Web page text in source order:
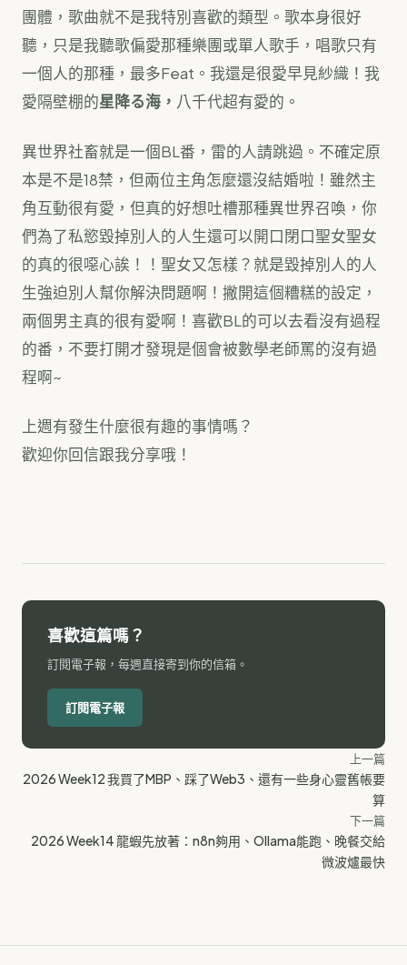
團體，歌曲就不是我特別喜歡的類型。歌本身很好
聽，只是我聽歌偏愛那種樂團或單人歌手，唱歌只有
一個人的那種，最多Feat。我還是很愛早見紗織！我
愛隔壁棚的星降る海， 八千代超有愛的。
異世界社畜就是一個BL番，雷的人請跳過。不確定原
本是不是18禁，但兩位主角怎麼還沒結婚啦！雖然主
角互動很有愛，但真的好想吐槽那種異世界召喚，你
們為了私慾毀掉別人的人生還可以開口閉口聖女聖女
的真的很噁心誒！！聖女又怎樣？就是毀掉別人的人
生強迫別人幫你解決問題啊！撇開這個糟糕的設定，
兩個男主真的很有愛啊！喜歡BL的可以去看沒有過程
的番，不要打開才發現是個會被數學老師罵的沒有過
程啊~
上週有發生什麼很有趣的事情嗎？
歡迎你回信跟我分享哦！
喜歡這篇嗎？
訂閱電子報，每週直接寄到你的信箱。
訂閱電子報
上一篇
2026 Week12 我買了MBP、踩了Web3、還有一些身心靈舊帳要
算
下一篇
2026 Week14 龍蝦先放著：n8n夠用、Ollama能跑、晚餐交給
微波爐最快